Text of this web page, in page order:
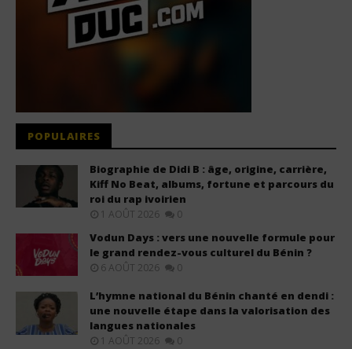
POPULAIRES
Biographie de Didi B : âge, origine, carrière,
Kiff No Beat, albums, fortune et parcours du
roi du rap ivoirien
1 AOÛT 2026 0
Vodun Days : vers une nouvelle formule pour
le grand rendez-vous culturel du Bénin ?
6 AOÛT 2026 0
L’hymne national du Bénin chanté en dendi :
une nouvelle étape dans la valorisation des
langues nationales
1 AOÛT 2026 0